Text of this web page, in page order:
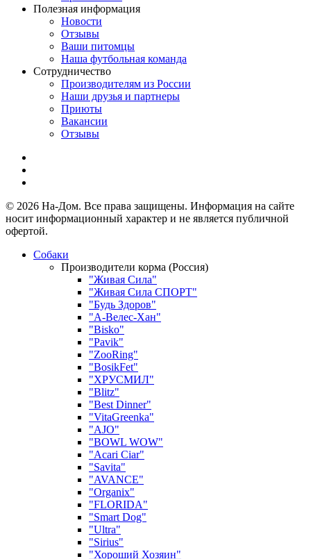
Полезная информация
Новости
Отзывы
Ваши питомцы
Наша футбольная команда
Сотрудничество
Производителям из России
Наши друзья и партнеры
Приюты
Вакансии
Отзывы
© 2026 На-Дом. Все права защищены. Информация на сайте
носит информационный характер и не является публичной
офертой.
Собаки
Производители корма (Россия)
"Живая Сила"
"Живая Сила СПОРТ"
"Будь Здоров"
"А-Велес-Хан"
"Bisko"
"Pavik"
"ZooRing"
"BosikFet"
"ХРУСМИЛ"
"Blitz"
"Best Dinner"
"VitaGreenka"
"AJO"
"BOWL WOW"
"Acari Ciar"
"Savita"
"AVANCE"
"Organix"
"FLORIDA"
"Smart Dog"
"Ultra"
"Sirius"
"Хороший Хозяин"